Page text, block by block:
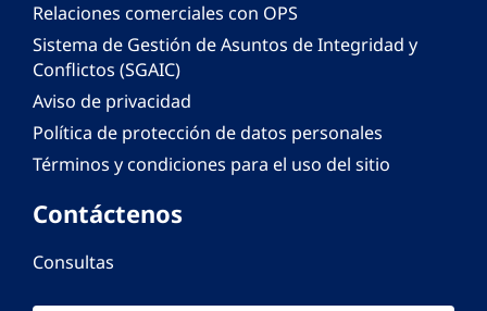
Relaciones comerciales con OPS
Sistema de Gestión de Asuntos de Integridad y
Conflictos (SGAIC)
Aviso de privacidad
Política de protección de datos personales
Términos y condiciones para el uso del sitio
Contáctenos
Consultas